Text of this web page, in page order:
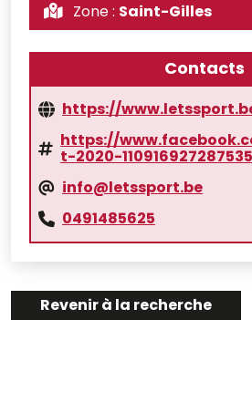
Zone : Saint-Gilles
Contacts
https://
https://
t-2020-
info@letssport.be
0491485625
Revenir à la recherche